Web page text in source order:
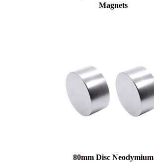
Magnets
80mm Disc Neodymium